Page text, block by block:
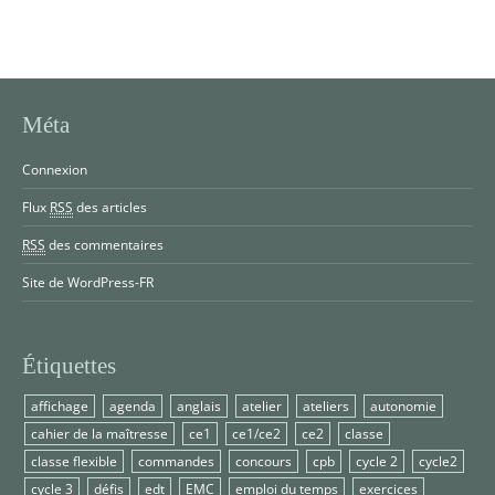
Méta
Connexion
Flux RSS des articles
RSS des commentaires
Site de WordPress-FR
Étiquettes
affichage agenda anglais atelier ateliers
autonomie
cahier de la maîtresse
ce1 ce1/ce2 ce2
classe
classe flexible
commandes concours cpb cycle 2
cycle2
cycle 3
défis edt EMC emploi du temps exercices